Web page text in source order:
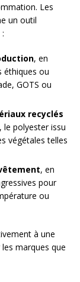
Les
un outil
, en
éthiques ou
GOTS ou
recyclés
le polyester issu
végétales telles
, en
pour
ou
à une
marques que